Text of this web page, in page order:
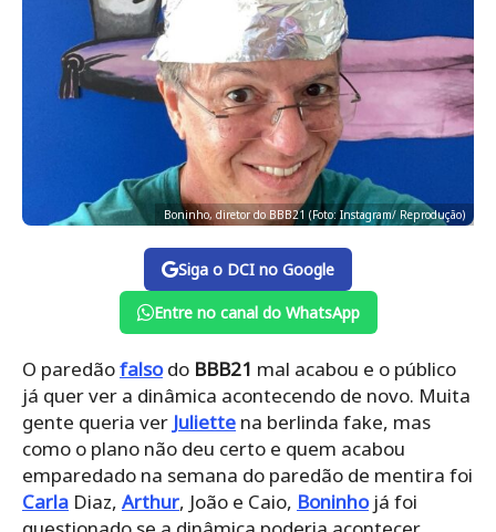
Boninho, diretor do BBB21 (Foto: Instagram/ Reprodução)
Siga o DCI no Google
Entre no canal do WhatsApp
O paredãofalsodo BBB21 mal acabou e o público
já quer ver a dinâmica acontecendo de novo. Muita
gente queria ver Juliette na berlinda fake, mas
como o plano não deu certo e quem acabou
emparedado na semana do paredão de mentira foi
Carla Diaz, Arthur, João e Caio, Boninhojá foi